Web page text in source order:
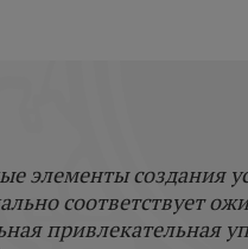
элементы создания
соответствует
привлекательная